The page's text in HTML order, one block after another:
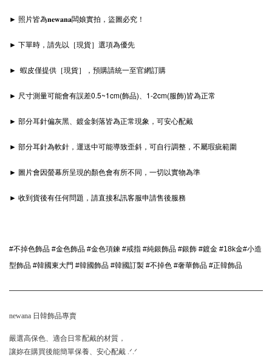
► 照片皆為𝐧𝐞𝐰𝐚𝐧𝐚闆娘實拍，盜圖必究！
► 下單時，請先以［現貨］選項為優先
► 蝦皮僅提供［現貨］，預購請統一至官網訂購
► 尺寸測量可能會有誤差0.5~1cm(飾品)、1-2cm(服飾)皆為正常
► 部分耳針偏灰黑、鍍金剝落皆為正常現象，可安心配戴
► 部分耳針為軟針，運送中可能導致歪斜，可自行調整，不屬瑕疵範圍
► 圖片會因螢幕所呈現的顏色會有所不同，一切以實物為準
► 收到貨後有任何問題，請直接私訊客服申請售後服務
#不掉色飾品 #金色飾品 #金色項鍊 #戒指 #純銀飾品 #銀飾 #鍍金 #18k金#小造
型飾品 #韓國東大門 #韓國飾品 #韓國訂製 #不掉色 #奢華飾品 #正韓飾品
newana 日韓飾品專賣
嚴選高保色、適合日常配戴的材質，
讓妳在購買後能簡單保養、安心配戴 .ᐟ.ᐟ